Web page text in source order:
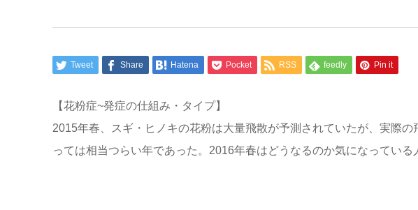
Tweet Share Hatena Pocket RSS feedly Pin it
【花粉症~発症の仕組み・タイプ】
2015年春、スギ・ヒノキの花粉は大量飛散が予測されていたが、実際
っては相当つらい年であった。2016年春はどうなるのか気になっている